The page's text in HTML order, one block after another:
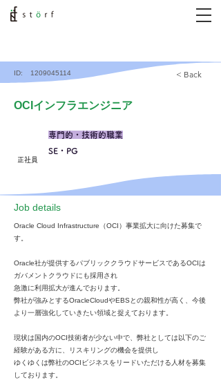
ID: 1209045114 < Back
OCIインフラエンジニア
正社員
専門的・技術的職業
SE・PG
​Job details
Oracle Cloud Infrastructure（OCI）事業拡大に向けた募集で
す。
Oracle社が提供するパブリッククラウドサービスであるOCIは
ガバメントクラウドにも採用され
急激に利用拡大が進んでおります。
弊社が強みとするOracleCloudやEBSとの親和性が高く、今後
より一層強化していきたい領域と捉えております。
現状は国内のOCI技術者が少ない中で、弊社としては以下のご
経験がある方に、リスキリングの機会を提供し
ゆくゆくは弊社のOCIビジネスをリードいただける人材を募集
しております。